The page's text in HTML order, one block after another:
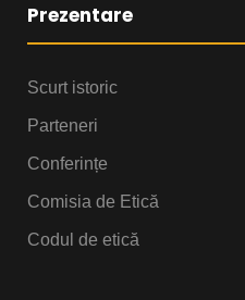
Prezentare
Scurt istoric
Parteneri
Conferințe
Comisia de Etică
Codul de etică